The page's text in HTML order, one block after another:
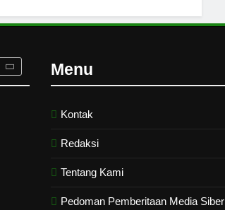
Menu
Kontak
Redaksi
Tentang Kami
Pedoman Pemberitaan Media Siber